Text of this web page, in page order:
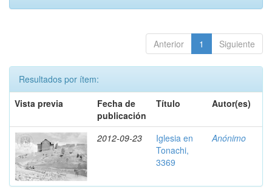
Anterior 1 Siguiente
Resultados por ítem:
Vista previa
Fecha de
publicación
Título Autor(es)
2012-09-23
Iglesia en
Tonachi,
3369
Anónimo